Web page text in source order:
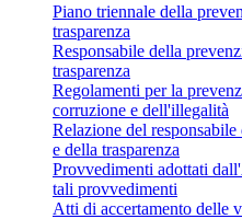
Piano triennale della
trasparenza
Responsabile della
trasparenza
Regolamenti per la
corruzione e dell'illegalità
Relazione del
e della trasparenza
Provvedimenti adottati
tali provvedimenti
Atti di accertamento delle